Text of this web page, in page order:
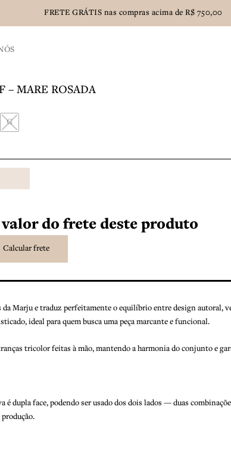
FRETE GRÁTIS nas compras acima de R$ 750,00
– MARE ROSADA
G
do frete deste produto
Marju e traduz perfeitamente o equilíbrio entre design autoral,
ideal para quem busca uma peça marcante e funcional.
tricolor feitas à mão, mantendo a harmonia do conjunto e
dupla face, podendo ser usado dos dois lados — duas